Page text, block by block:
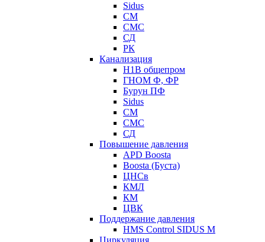
Sidus
СМ
СМС
СД
РК
Канализация
Н1В общепром
ГНОМ Ф, ФР
Бурун ПФ
Sidus
СМ
СМС
СД
Повышение давления
APD Boosta
Boosta (Буста)
ЦНСв
КМЛ
КМ
ЦВК
Поддержание давления
HMS Control SIDUS M
Циркуляция